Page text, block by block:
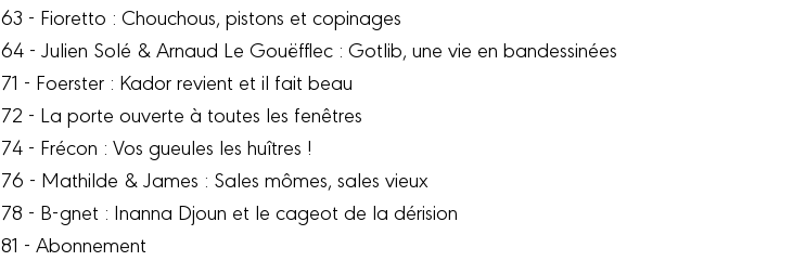
63 - Fioretto : Chouchous, pistons et copinages
64 - Julien Solé & Arnaud Le Gouëfflec : Gotlib, une vie en bandessinées
71 - Foerster : Kador revient et il fait beau
72 - La porte ouverte à toutes les fenêtres
74 - Frécon : Vos gueules les huîtres !
76 - Mathilde & James : Sales mômes, sales vieux
78 - B-gnet : Inanna Djoun et le cageot de la dérision
81 - Abonnement